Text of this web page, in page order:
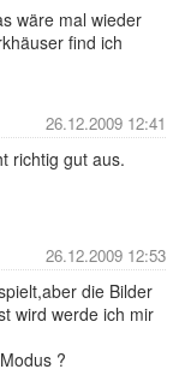
wäre mal wieder
find ich
26.12.2009 12:41
richtig gut aus.
26.12.2009 12:53
die Bilder
wird werde ich mir
?